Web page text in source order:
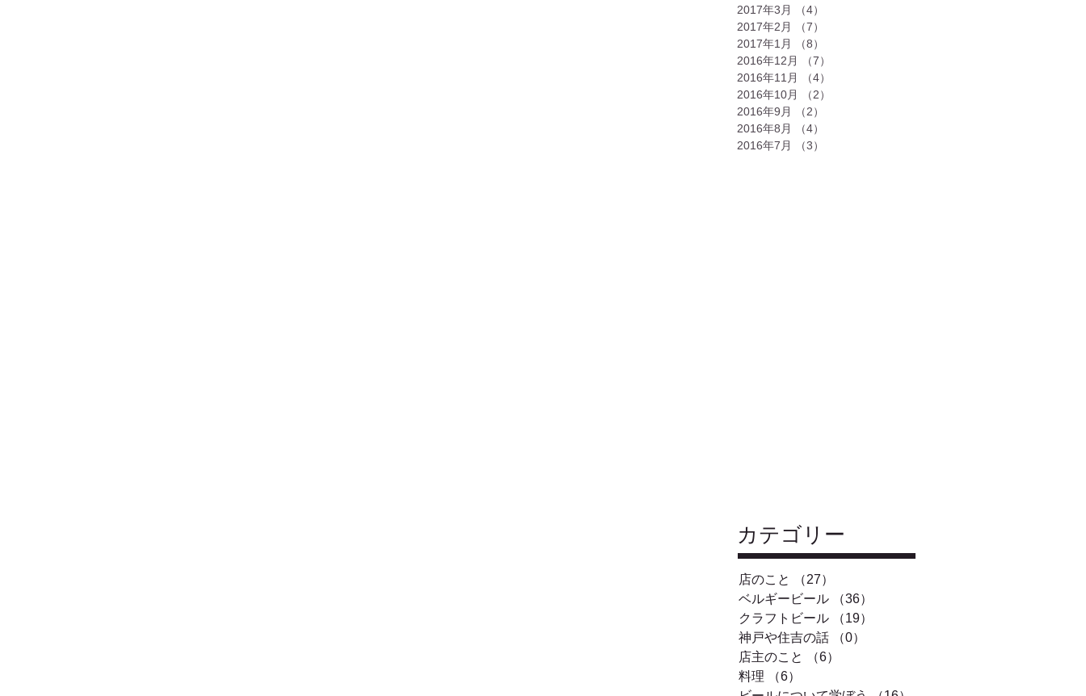
2017年3月
（4）
2017年2月
（7）
2017年1月
（8）
2016年12月
（7）
2016年11月
（4）
2016年10月
（2）
2016年9月
（2）
2016年8月
（4）
2016年7月
（3）
​カテゴリー
店のこと （27）
ベルギービール
（36）
クラフトビール
（19）
神戸や住吉の話
（0）
店主のこと
（6）
料理
（6）